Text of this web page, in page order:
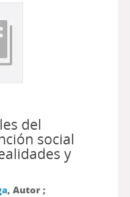
del
social
y
, Autor ;